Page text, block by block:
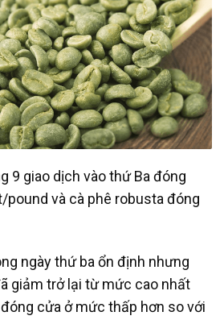
9 giao dịch vào thứ Ba đóng
pound và cà phê robusta đóng
ngày thứ ba ổn định nhưng
giảm trở lại từ mức cao nhất
cửa ở mức thấp hơn so với